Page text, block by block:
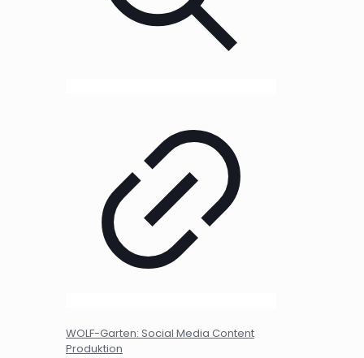
WOLF-Garten: Social Media Content
Produktion